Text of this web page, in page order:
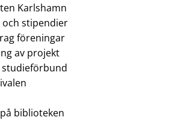
Karlshamn
stipendier
föreningar
av projekt
studieförbund
biblioteken